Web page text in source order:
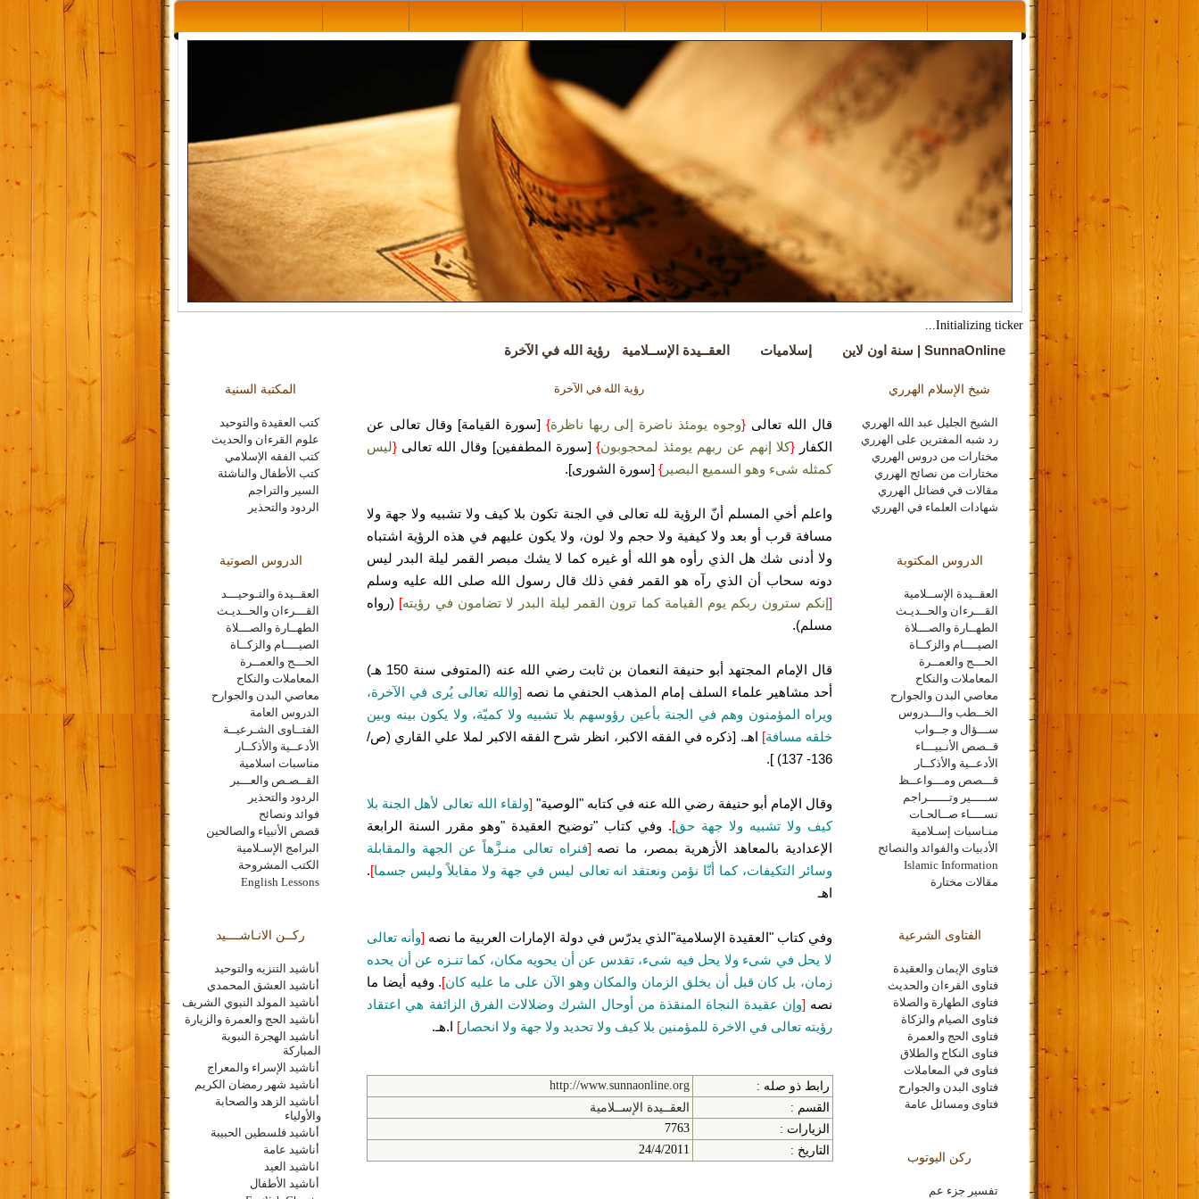
Initializing ticker...
SunnaOnline | سنة اون لاين إسلاميات العقــيدة الإســلامية رؤية الله في الآخرة
شيخ الإسلام الهرري
الشيخ الجليل عبد الله الهرري
رد شبه المفترين على الهرري
مختارات من دروس الهرري
مختارات من نصائح الهرري
مقالات في فضائل الهرري
شهادات العلماء في الهرري
الدروس المكتوبة
العقــيدة الإســلامية
القـــرءان والحــديـث
الطهــارة والصـــلاة
الصيــــام والزكــاة
الحـــج والعمــرة
المعاملات والنكاح
معاصي البدن والجوارح
الخــطب والـــدروس
ســـؤال و جــواب
قــصص الأنـبيـــاء
الأدعــية والأذكــار
قـــصص ومـــواعــظ
ســـــير وتــــــراجم
نســــاء صــالحـات
منـاسبات إسـلامية
الأدبيات والفوائد والنصائح
Islamic Information
مقالات مختارة
الفتاوى الشرعية
فتاوى الإيمان والعقيدة
فتاوى القرءان والحديث
فتاوى الطهارة والصلاة
فتاوى الصيام والزكاة
فتاوى الحج والعمرة
فتاوى النكاح والطلاق
فتاوى في المعاملات
فتاوى البدن والجوارح
فتاوى ومسائل عامة
ركن اليوتوب
تفسير جزء عم
المكتبة السنية
كتب العقيدة والتوحيد
علوم القرءان والحديث
كتب الفقه الإسلامي
كتب الأطفال والناشئة
السير والتراجم
الردود والتحذير
الدروس الصوتية
العقــيدة والتـوحيـــد
القـــرءان والحــديـث
الطهــارة والصـــلاة
الصيــــام والزكــاة
الحـــج والعمــرة
المعاملات والنكاح
معاصي البدن والجوارح
الدروس العامة
الفتــاوى الشـرعيــة
الأدعــية والأذكــار
مناسبات اسلامية
القــصـص والعـــبر
الردود والتحذير
فوائد ونصائح
قصص الأنبياء والصالحين
البرامج الإسـلامية
الكتب المشروحة
English Lessons
ركــن الانـاشــــيد
أناشيد التنزيه والتوحيد
أناشيد العشق المحمدي
أناشيد المولد النبوي الشريف
أناشيد الحج والعمرة والزيارة
أناشيد الهجرة النبوية
المباركة
أناشيد الإسراء والمعراج
أناشيد شهر رمضان الكريم
أناشيد الزهد والصحابة
والأولياء
أناشيد فلسطين الحبيبة
أناشيد عامة
اناشيد العيد
أناشيد الأطفال
رؤية الله في الآخرة
قال الله تعالى {وجوه يومئذ ناضرة إلى ربها ناظرة} [سورة القيامة] وقال تعالى عن
الكفار{كلا إنهم عن ربهم يومئذ لمحجوبون} [سورة المطففين] وقال الله تعالى {ليس
كمثله شىء وهو السميع البصير } [سورة الشورى].
واعلم أخي المسلم أنّ الرؤية لله تعالى في الجنة تكون بلا كيف ولا تشبيه ولا جهة ولا
مسافة قرب أو بعد ولا كيفية ولا حجم ولا لون، ولا يكون عليهم في هذه الرؤية اشتباه
ولا أدنى شك هل الذي رأوه هو الله أو غيره كما لا يشك مبصر القمر ليلة البدر ليس
دونه سحاب أن الذي رآه هو القمر ففي ذلك قال رسول الله صلى الله عليه وسلم
[إنكم سترون ربكم يوم القيامة كما ترون القمر ليلة البدر لا تضامون في رؤيته] (رواه
مسلم).
قال الإمام المجتهد أبو حنيفة النعمان بن ثابت رضي الله عنه (المتوفى سنة 150 هـ)
أحد مشاهير علماء السلف إمام المذهب الحنفي ما نصه[والله تعالى يُرى في الآخرة،
ويراه المؤمنون وهم في الجنة بأعين رؤوسهم بلا تشبيه ولا كميّة، ولا يكون بينه وبين
خلقه مسافة] اهـ. [ذكره في الفقه الاكبر، انظر شرح الفقه الاكبر لملا علي القاري (ص/
136- 137) ].
وقال الإمام أبو حنيفة رضي الله عنه في كتابه "الوصية"[ولقاء الله تعالى لأهل الجنة بلا
كيف ولا تشبيه ولا جهة حق]. وفي كتاب "توضيح العقيدة "وهو مقرر السنة الرابعة
الإعدادية بالمعاهد الأزهرية بمصر، ما نصه[فنراه تعالى منـزَّهاً عن الجهة والمقابلة
وسائر التكيفات، كما أنّا نؤمن ونعتقد انه تعالى ليس في جهة ولا مقابلاً وليس جسما]
.
اهـ
وفي كتاب "العقيدة الإسلامية"الذي يدرّس في دولة الإمارات العربية ما نصه [وأنه تعالى
لا يحل في شىء ولا يحل فيه شىء، تقدس عن أن يحويه مكان، كما تنـزه عن أن يحده
زمان، بل كان قبل أن يخلق الزمان والمكان وهو الآن على ما عليه كان]. وفيه أيضا ما
نصه[وإن عقيدة النجاة المنقذة من أوحال الشرك وضلالات الفرق الزائفة هي اعتقاد
رؤيته تعالى في الاخرة للمؤمنين بلا كيف ولا تحديد ولا جهة ولا انحصار ] ا.هـ.
رابط ذو صله :
http://www.sunnaonline.org
القسم :
العقــيدة الإســلامية
الزيارات :
7763
التاريخ :
24/4/2011